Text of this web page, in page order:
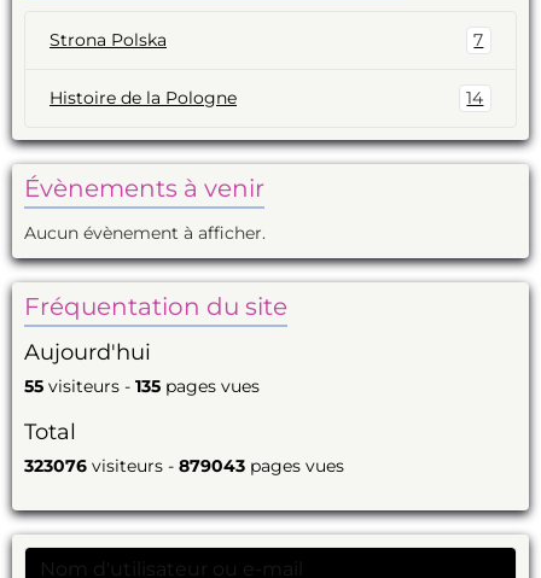
Strona Polska 7
Histoire de la Pologne 14
Évènements à venir
Aucun évènement à afficher.
Fréquentation du site
Aujourd'hui
55 visiteurs - 135 pages vues
Total
323076 visiteurs - 879043 pages vues